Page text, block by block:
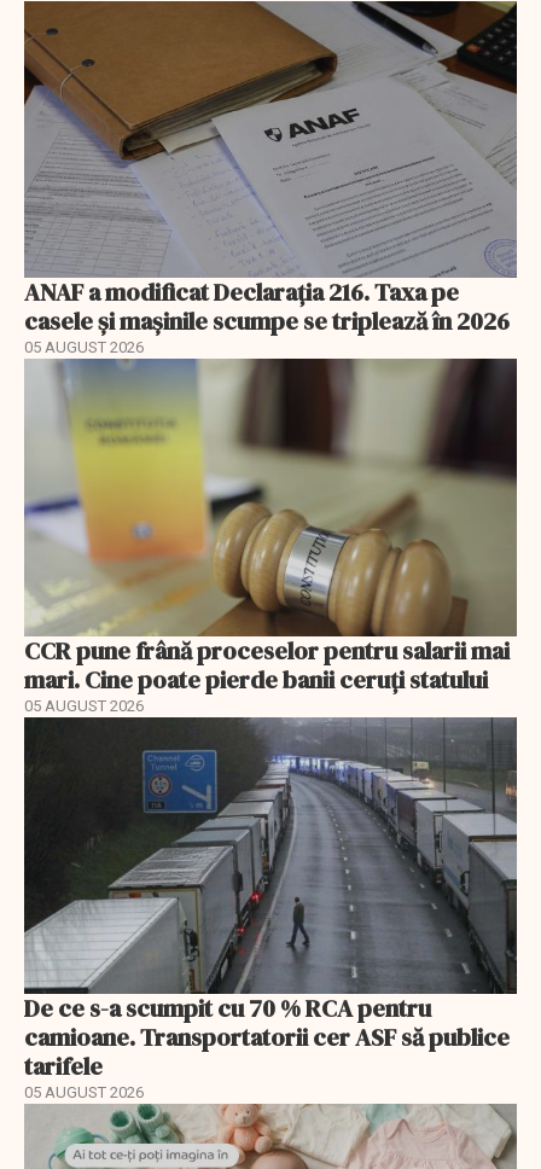
ANAF a modificat Declarația 216. Taxa pe
casele și mașinile scumpe se triplează în 2026
05 AUGUST 2026
CCR pune frână proceselor pentru salarii mai
mari. Cine poate pierde banii ceruți statului
05 AUGUST 2026
De ce s-a scumpit cu 70 % RCA pentru
camioane. Transportatorii cer ASF să publice
tarifele
05 AUGUST 2026